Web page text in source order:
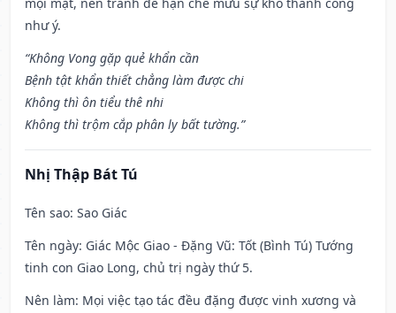
như ý.
“Không Vong gặp quẻ khẩn cần
Bệnh tật khẩn thiết chẳng làm được chi
Không thì ôn tiểu thê nhi
Không thì trộm cắp phân ly bất tường.”
Nhị Thập Bát Tú
Tên sao: Sao Giác
Tên ngày: Giác Mộc Giao - Đặng Vũ: Tốt (Bình Tú) Tướng
tinh con Giao Long, chủ trị ngày thứ 5.
Nên làm: Mọi việc tạo tác đều đặng được vinh xương và